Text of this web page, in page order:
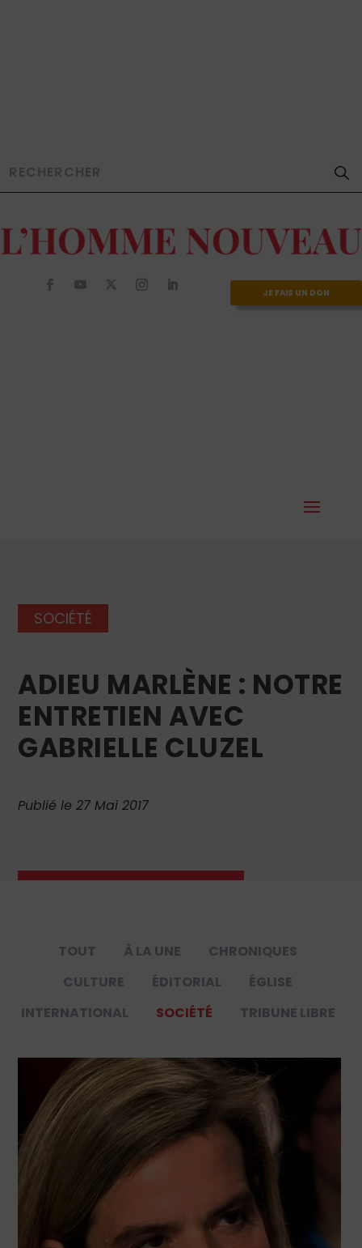
JE FAIS UN DON
SOCIÉTÉ
ADIEU MARLÈNE : NOTRE
ENTRETIEN AVEC
GABRIELLE CLUZEL
Publié le 27 Mai 2017
TOUT À LA UNE
CHRONIQUES
CULTURE
ÉDITORIAL
ÉGLISE
INTERNATIONAL
SOCIÉTÉ TRIBUNE LIBRE